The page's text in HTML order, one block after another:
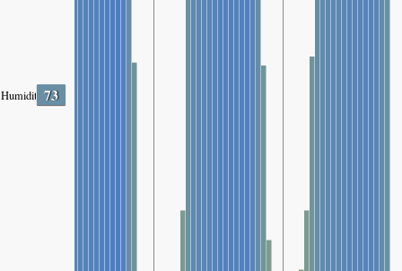
Humidity 73